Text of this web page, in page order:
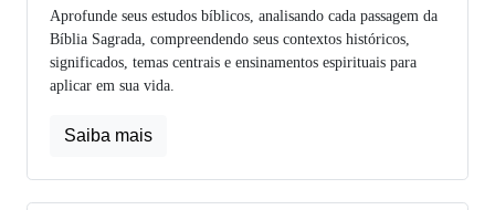
Aprofunde seus estudos bíblicos, analisando cada passagem da
Bíblia Sagrada, compreendendo seus contextos históricos,
significados, temas centrais e ensinamentos espirituais para
aplicar em sua vida.
Saiba mais